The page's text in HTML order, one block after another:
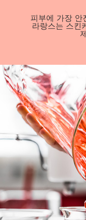
피부에 가장 안
라랑스는 스킨